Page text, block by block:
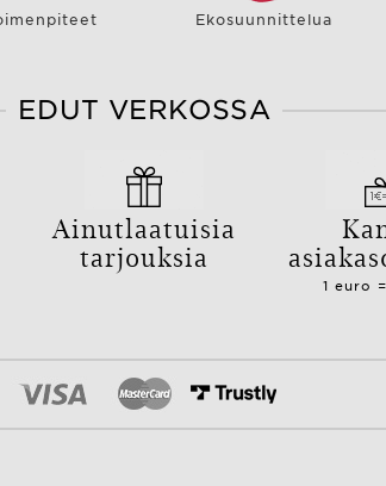
Ekosuunnittelua
EDUT VERKOSSA
Ainutlaatuisia
tarjouksia
1 euro